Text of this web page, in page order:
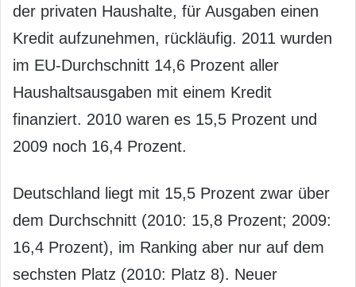
der privaten Haushalte, für Ausgaben einen
Kredit aufzunehmen, rückläufig. 2011 wurden
im EU-Durchschnitt 14,6 Prozent aller
Haushaltsausgaben mit einem Kredit
finanziert. 2010 waren es 15,5 Prozent und
2009 noch 16,4 Prozent.
Deutschland liegt mit 15,5 Prozent zwar über
dem Durchschnitt (2010: 15,8 Prozent; 2009:
16,4 Prozent), im Ranking aber nur auf dem
sechsten Platz (2010: Platz 8). Neuer